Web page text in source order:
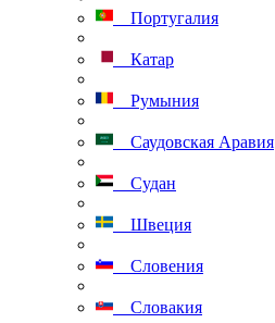
Португалия
Катар
Румыния
Саудовская Аравия
Судан
Швеция
Словения
Словакия